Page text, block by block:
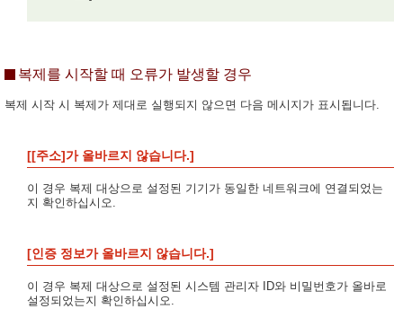
복제를 시작할 때 오류가 발생할 경우
복제 시작 시 복제가 제대로 실행되지 않으면 다음 메시지가 표시됩니다.
[[주소]가 올바르지 않습니다.]
이 경우 복제 대상으로 설정된 기기가 동일한 네트워크에 연결되었는
지 확인하십시오.
[인증 정보가 올바르지 않습니다.]
이 경우 복제 대상으로 설정된 시스템 관리자 ID와 비밀번호가 올바로
설정되었는지 확인하십시오.